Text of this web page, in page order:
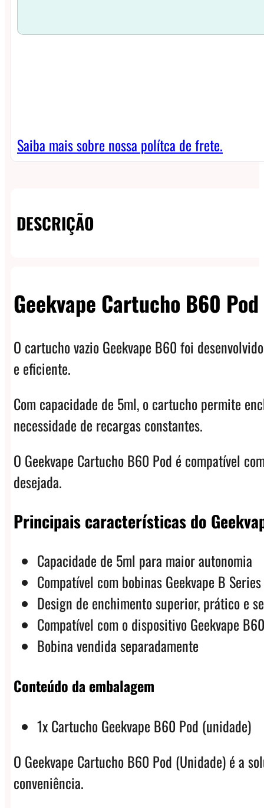
Saiba mais sobre nossa polítca de frete.
DESCRIÇÃO
Geekvape Cartucho B60
O cartucho vazio Geekvape B60 foi
e eficiente.
Com capacidade de 5ml, o cartucho permite
necessidade de recargas constantes.
O Geekvape Cartucho B60 Pod é compatível
desejada.
Principais características do
Capacidade de 5ml para maior autonomia
Compatível com bobinas Geekvape B Series
Design de enchimento superior, prático e
Compatível com o dispositivo Geekvape
Bobina vendida separadamente
Conteúdo da embalagem
1x Cartucho Geekvape B60 Pod (unidade)
O Geekvape Cartucho B60 Pod (Unidade) é a
conveniência.